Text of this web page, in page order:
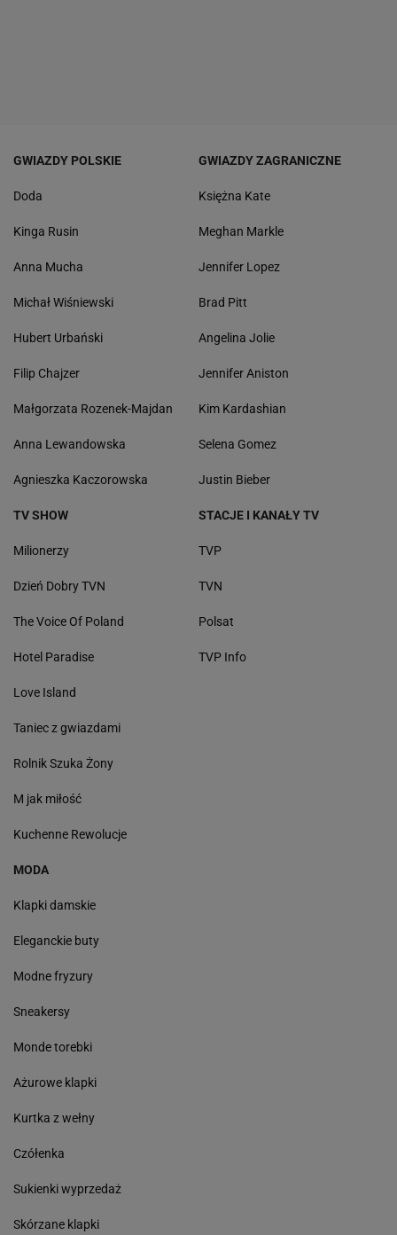
GWIAZDY POLSKIE
Doda
Kinga Rusin
Anna Mucha
Michał Wiśniewski
Hubert Urbański
Filip Chajzer
Małgorzata Rozenek-Majdan
Anna Lewandowska
Agnieszka Kaczorowska
GWIAZDY ZAGRANICZNE
Księżna Kate
Meghan Markle
Jennifer Lopez
Brad Pitt
Angelina Jolie
Jennifer Aniston
Kim Kardashian
Selena Gomez
Justin Bieber
TV SHOW
Milionerzy
Dzień Dobry TVN
The Voice Of Poland
Hotel Paradise
Love Island
Taniec z gwiazdami
Rolnik Szuka Żony
M jak miłość
Kuchenne Rewolucje
STACJE I KANAŁY TV
TVP
TVN
Polsat
TVP Info
MODA
Klapki damskie
Eleganckie buty
Modne fryzury
Sneakersy
Monde torebki
Ażurowe klapki
Kurtka z wełny
Czółenka
Sukienki wyprzedaż
Skórzane klapki